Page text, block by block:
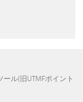
ール(旧UTMFポイント